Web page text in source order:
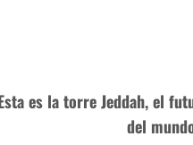
es la torre Jeddah, el
del